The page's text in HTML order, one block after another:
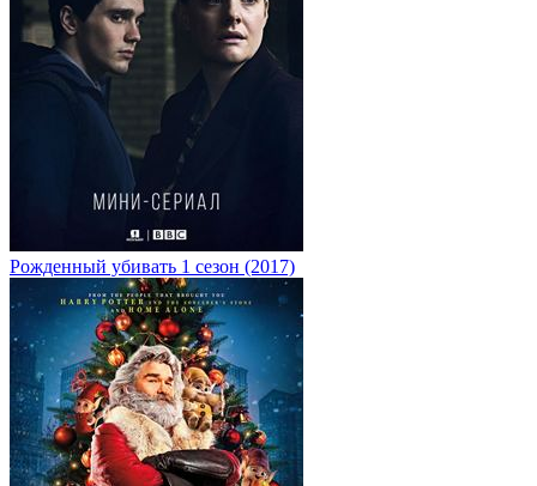
Рожденный убивать 1 сезон (2017)